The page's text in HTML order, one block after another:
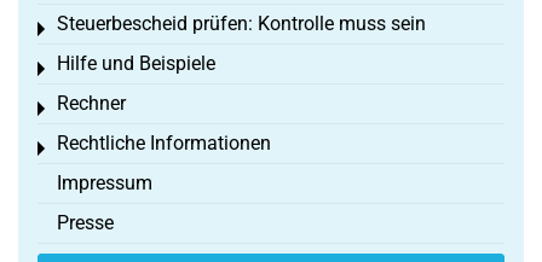
Steuerbescheid prüfen: Kontrolle muss sein
Toggle menu
Hilfe und Beispiele
Toggle menu
Rechner
Toggle menu
Rechtliche Informationen
Toggle menu
Impressum
Presse